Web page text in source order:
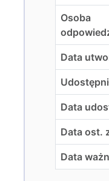
Osoba
Data
Data
Data ost.
Data